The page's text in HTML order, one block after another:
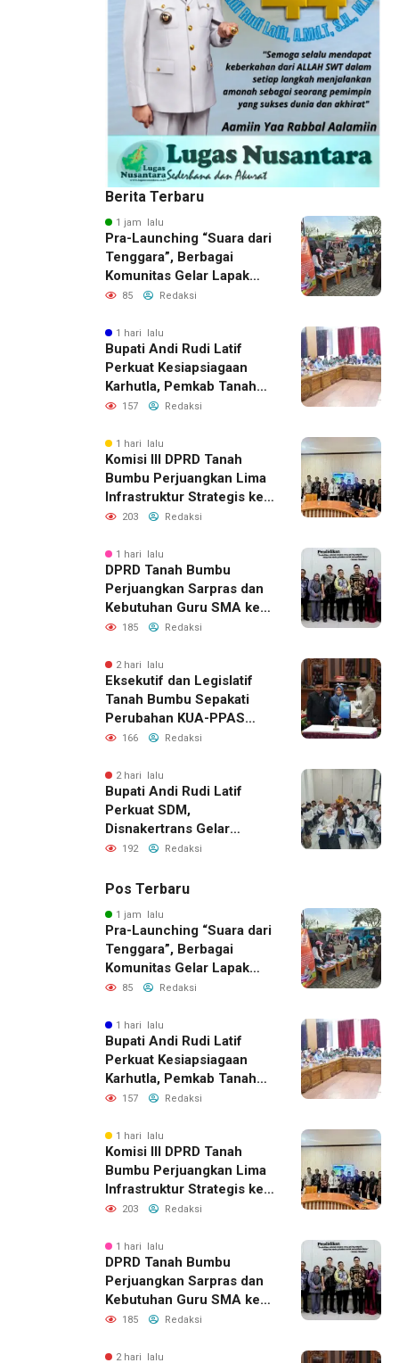
Berita Terbaru
1 jam lalu
Pra-Launching “Suara dari
Tenggara”, Berbagai
Komunitas Gelar Lapak
Baca di Bandara Bersujud
85 Redaksi
1 hari lalu
Bupati Andi Rudi Latif
Perkuat Kesiapsiagaan
Karhutla, Pemkab Tanah
Bumbu Aktifkan Posko
157 Redaksi
1 hari lalu
Komisi III DPRD Tanah
Bumbu Perjuangkan Lima
Infrastruktur Strategis ke
BPJN XI Banjarmasin
203 Redaksi
1 hari lalu
DPRD Tanah Bumbu
Perjuangkan Sarpras dan
Kebutuhan Guru SMA ke
Pemprov Kalsel
185 Redaksi
2 hari lalu
Eksekutif dan Legislatif
Tanah Bumbu Sepakati
Perubahan KUA-PPAS
2026, Perkuat Sinergi
166 Redaksi
2 hari lalu
Bupati Andi Rudi Latif
Perkuat SDM,
Disnakertrans Gelar
Pelatihan Desain Grafis
192 Redaksi
Pos Terbaru
1 jam lalu
Pra-Launching “Suara dari
Tenggara”, Berbagai
Komunitas Gelar Lapak
Baca di Bandara Bersujud
85 Redaksi
1 hari lalu
Bupati Andi Rudi Latif
Perkuat Kesiapsiagaan
Karhutla, Pemkab Tanah
Bumbu Aktifkan Posko
157 Redaksi
1 hari lalu
Komisi III DPRD Tanah
Bumbu Perjuangkan Lima
Infrastruktur Strategis ke
BPJN XI Banjarmasin
203 Redaksi
1 hari lalu
DPRD Tanah Bumbu
Perjuangkan Sarpras dan
Kebutuhan Guru SMA ke
Pemprov Kalsel
185 Redaksi
2 hari lalu